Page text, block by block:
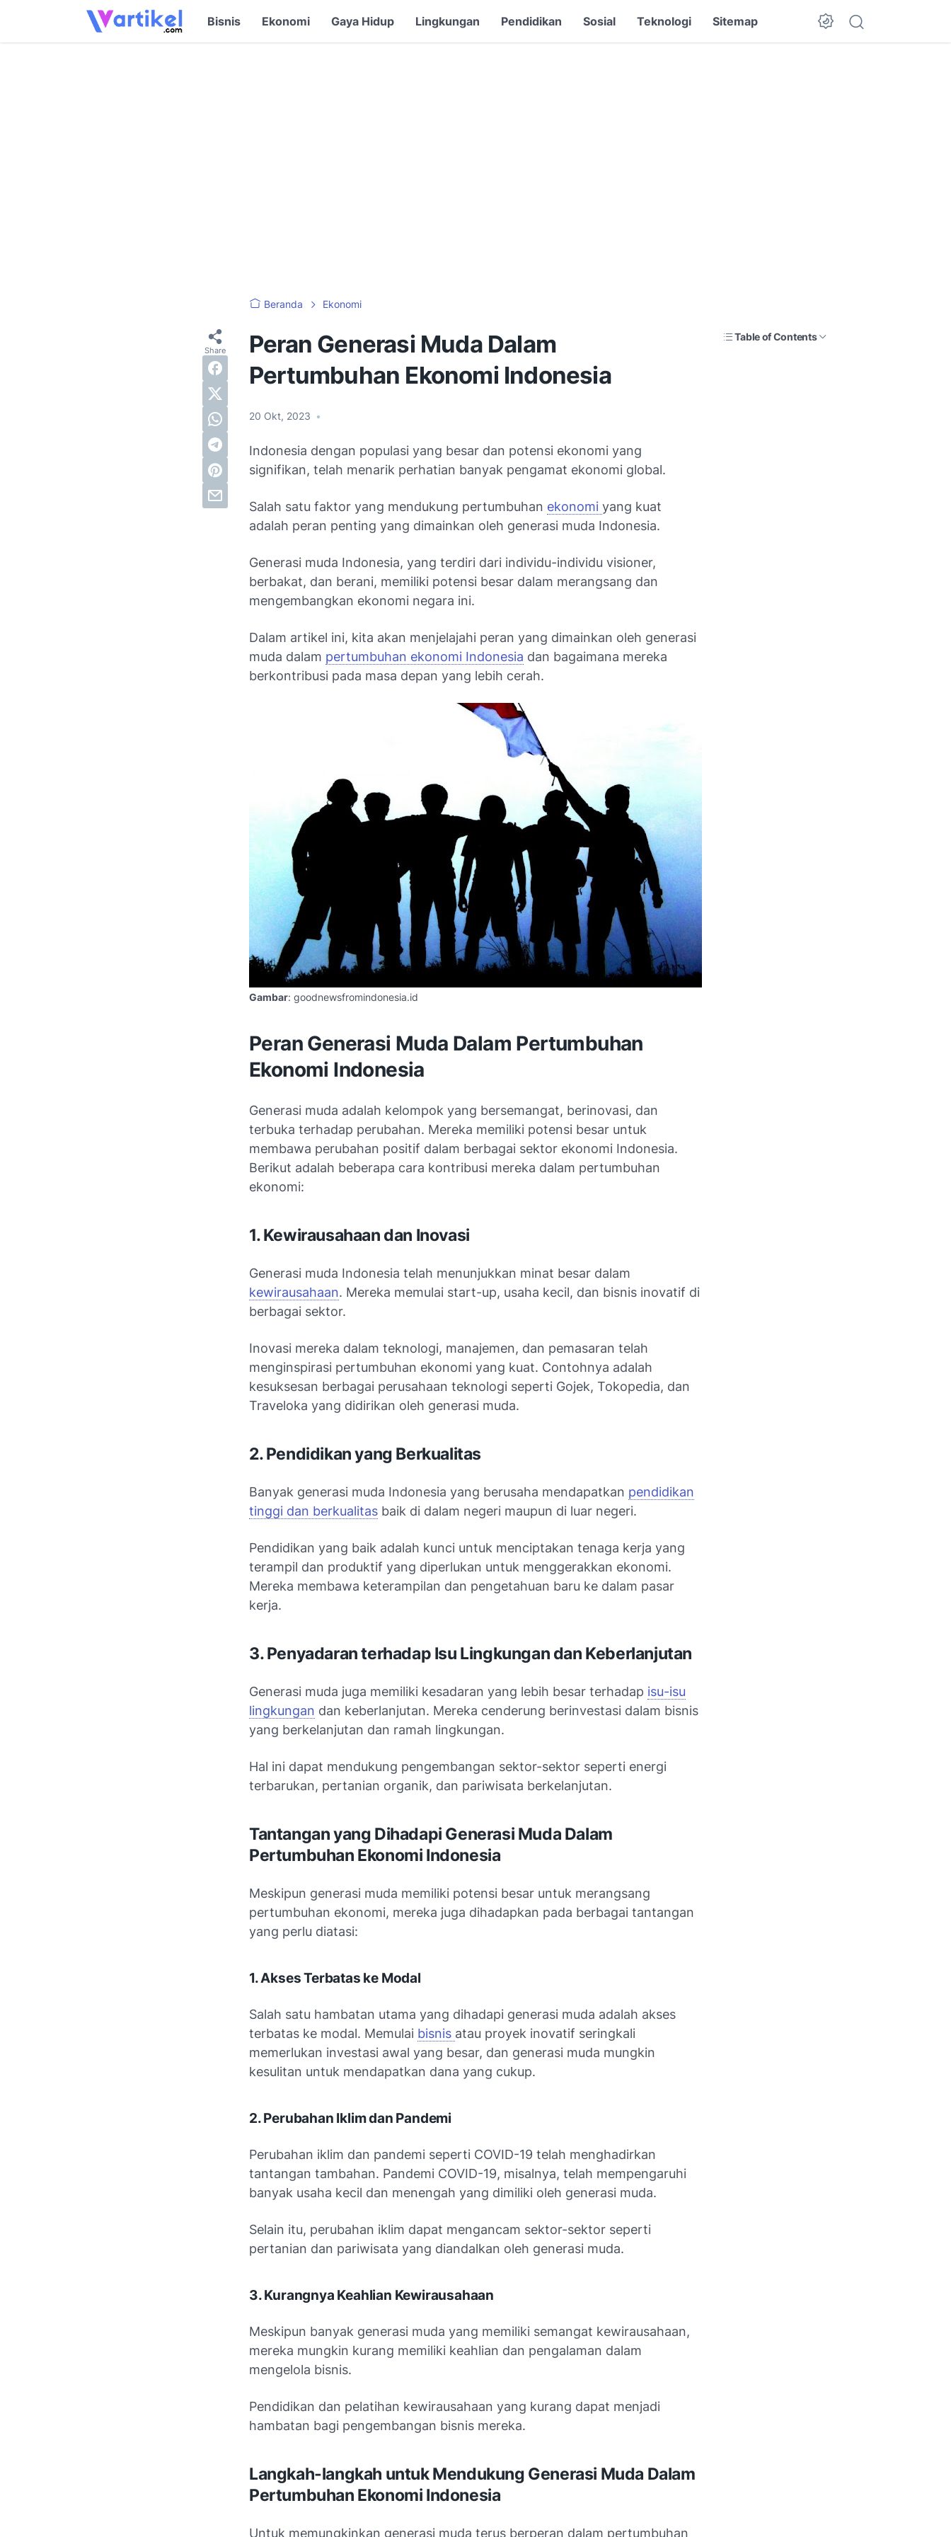
Bisnis Ekonomi Gaya Hidup Lingkungan Pendidikan Sosial Teknologi Sitemap
Beranda Ekonomi
Peran Generasi Muda Dalam
Pertumbuhan Ekonomi Indonesia
20 Okt, 2023 •
Table of Contents
Indonesia dengan populasi yang besar dan potensi ekonomi yang
signifikan, telah menarik perhatian banyak pengamat ekonomi global.
Salah satu faktor yang mendukung pertumbuhan ekonomi yang kuat
adalah peran penting yang dimainkan oleh generasi muda Indonesia.
Generasi muda Indonesia, yang terdiri dari individu-individu visioner,
berbakat, dan berani, memiliki potensi besar dalam merangsang dan
mengembangkan ekonomi negara ini.
Dalam artikel ini, kita akan menjelajahi peran yang dimainkan oleh generasi
muda dalam pertumbuhan ekonomi Indonesia dan bagaimana mereka
berkontribusi pada masa depan yang lebih cerah.
Gambar: goodnewsfromindonesia.id
Peran Generasi Muda Dalam Pertumbuhan
Ekonomi Indonesia
Generasi muda adalah kelompok yang bersemangat, berinovasi, dan
terbuka terhadap perubahan. Mereka memiliki potensi besar untuk
membawa perubahan positif dalam berbagai sektor ekonomi Indonesia.
Berikut adalah beberapa cara kontribusi mereka dalam pertumbuhan
ekonomi:
1. Kewirausahaan dan Inovasi
Generasi muda Indonesia telah menunjukkan minat besar dalam
kewirausahaan. Mereka memulai start-up, usaha kecil, dan bisnis inovatif di
berbagai sektor.
Inovasi mereka dalam teknologi, manajemen, dan pemasaran telah
menginspirasi pertumbuhan ekonomi yang kuat. Contohnya adalah
kesuksesan berbagai perusahaan teknologi seperti Gojek, Tokopedia, dan
Traveloka yang didirikan oleh generasi muda.
2. Pendidikan yang Berkualitas
Banyak generasi muda Indonesia yang berusaha mendapatkan pendidikan
tinggi dan berkualitas baik di dalam negeri maupun di luar negeri.
Pendidikan yang baik adalah kunci untuk menciptakan tenaga kerja yang
terampil dan produktif yang diperlukan untuk menggerakkan ekonomi.
Mereka membawa keterampilan dan pengetahuan baru ke dalam pasar
kerja.
3. Penyadaran terhadap Isu Lingkungan dan Keberlanjutan
Generasi muda juga memiliki kesadaran yang lebih besar terhadap isu-isu
lingkungan dan keberlanjutan. Mereka cenderung berinvestasi dalam bisnis
yang berkelanjutan dan ramah lingkungan.
Hal ini dapat mendukung pengembangan sektor-sektor seperti energi
terbarukan, pertanian organik, dan pariwisata berkelanjutan.
Tantangan yang Dihadapi Generasi Muda Dalam
Pertumbuhan Ekonomi Indonesia
Meskipun generasi muda memiliki potensi besar untuk merangsang
pertumbuhan ekonomi, mereka juga dihadapkan pada berbagai tantangan
yang perlu diatasi:
1. Akses Terbatas ke Modal
Salah satu hambatan utama yang dihadapi generasi muda adalah akses
terbatas ke modal. Memulai bisnis atau proyek inovatif seringkali
memerlukan investasi awal yang besar, dan generasi muda mungkin
kesulitan untuk mendapatkan dana yang cukup.
2. Perubahan Iklim dan Pandemi
Perubahan iklim dan pandemi seperti COVID-19 telah menghadirkan
tantangan tambahan. Pandemi COVID-19, misalnya, telah mempengaruhi
banyak usaha kecil dan menengah yang dimiliki oleh generasi muda.
Selain itu, perubahan iklim dapat mengancam sektor-sektor seperti
pertanian dan pariwisata yang diandalkan oleh generasi muda.
3. Kurangnya Keahlian Kewirausahaan
Meskipun banyak generasi muda yang memiliki semangat kewirausahaan,
mereka mungkin kurang memiliki keahlian dan pengalaman dalam
mengelola bisnis.
Pendidikan dan pelatihan kewirausahaan yang kurang dapat menjadi
hambatan bagi pengembangan bisnis mereka.
Langkah-langkah untuk Mendukung Generasi Muda Dalam
Pertumbuhan Ekonomi Indonesia
Untuk memungkinkan generasi muda terus berperan dalam pertumbuhan